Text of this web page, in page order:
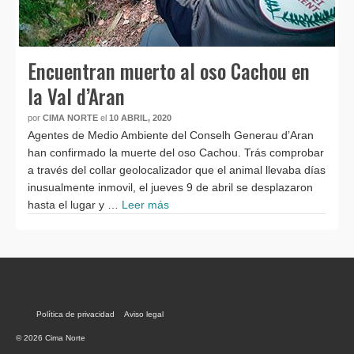
Encuentran muerto al oso Cachou en
la Val d’Aran
por CIMA NORTE el 10 ABRIL, 2020
Agentes de Medio Ambiente del Conselh Generau d’Aran
han confirmado la muerte del oso Cachou. Trás comprobar
a través del collar geolocalizador que el animal llevaba días
inusualmente inmovil, el jueves 9 de abril se desplazaron
hasta el lugar y … Leer más
Política de privacidad Aviso legal
© 2026 Cima Norte